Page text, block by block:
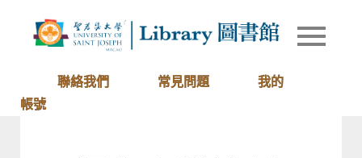
圖書館
Library of
聯絡我們 常見問題
我的
帳號